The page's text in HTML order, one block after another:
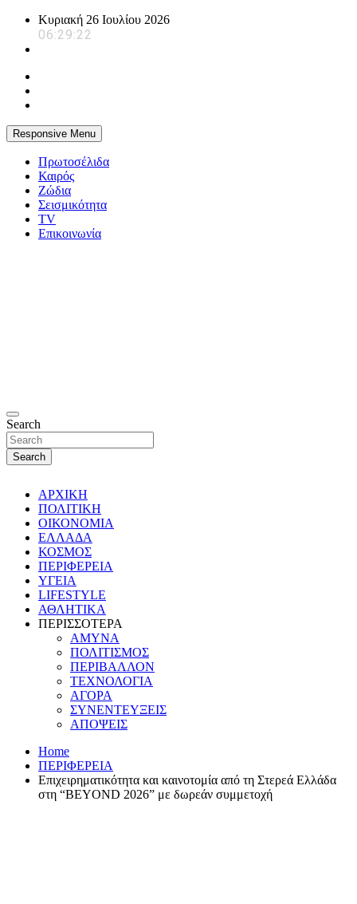
Skip
content
Κυριακή 26 Ιουλίου 2026
06:29:23
Responsive Menu
Πρωτοσέλιδα
Καιρός
Ζώδια
Σεισμικότητα
TV
Επικοινωνία
Search
Search
ΑΡΧΙΚΗ
ΠΟΛΙΤΙΚΗ
ΟΙΚΟΝΟΜΙΑ
ΕΛΛΑΔΑ
ΚΟΣΜΟΣ
ΠΕΡΙΦΕΡΕΙΑ
ΥΓΕΙΑ
LIFESTYLE
ΑΘΛΗΤΙΚΑ
ΠΕΡΙΣΣΟΤΕΡΑ
ΑΜΥΝΑ
ΠΟΛΙΤΙΣΜΟΣ
ΠΕΡΙΒΑΛΛΟΝ
ΤΕΧΝΟΛΟΓΙΑ
ΑΓΟΡΑ
ΣΥΝΕΝΤΕΥΞΕΙΣ
ΑΠΟΨΕΙΣ
Home
ΠΕΡΙΦΕΡΕΙΑ
Επιχειρηματικότητα και καινοτομία από τη Στερεά Ελλάδα
στη “BEYOND 2026” με δωρεάν συμμετοχή